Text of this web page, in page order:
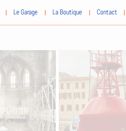
Le Garage La Boutique Contact